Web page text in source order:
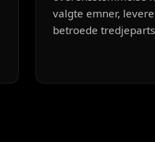
valgte emner,
betroede